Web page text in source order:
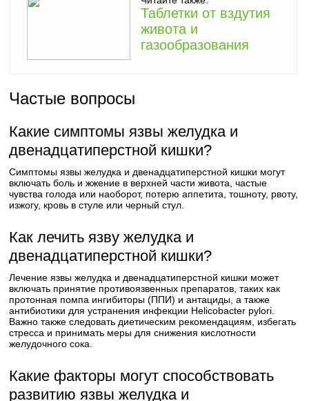
Таблетки от вздутия
живота и
газообразования
Частые вопросы
Какие симптомы язвы желудка и
двенадцатиперстной кишки?
Симптомы язвы желудка и двенадцатиперстной кишки могут
включать боль и жжение в верхней части живота, частые
чувства голода или наоборот, потерю аппетита, тошноту, рвоту,
изжогу, кровь в стуле или черный стул.
Как лечить язву желудка и
двенадцатиперстной кишки?
Лечение язвы желудка и двенадцатиперстной кишки может
включать принятие противоязвенных препаратов, таких как
протонная помпа ингибиторы (ППИ) и антациды, а также
антибиотики для устранения инфекции Helicobacter pylori.
Важно также следовать диетическим рекомендациям, избегать
стресса и принимать меры для снижения кислотности
желудочного сока.
Какие факторы могут способствовать
развитию язвы желудка и